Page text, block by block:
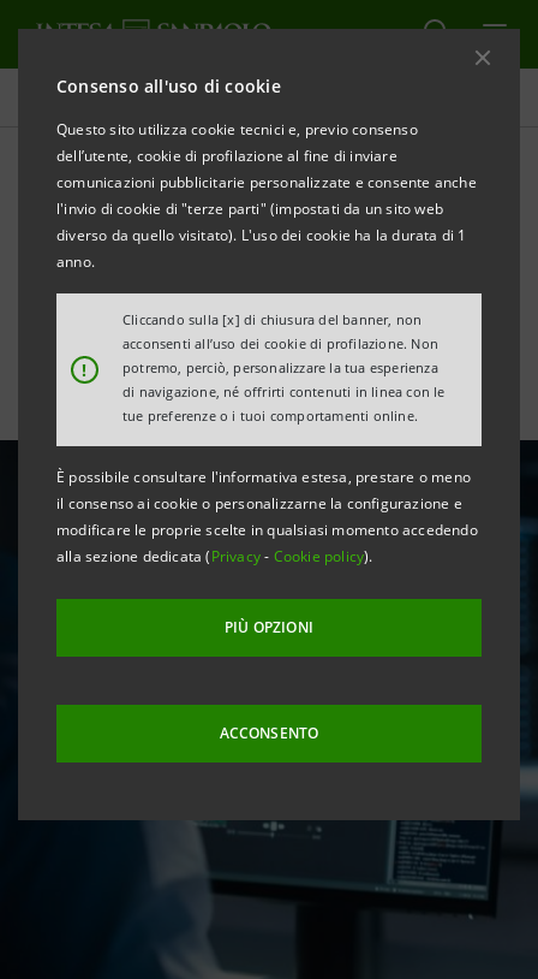
Consenso all'uso di cookie
Questo sito utilizza cookie tecnici e, previo consenso
dell’utente, cookie di profilazione al fine di inviare
comunicazioni pubblicitarie personalizzate e consente anche
l'invio di cookie di "terze parti" (impostati da un sito web
diverso da quello visitato). L'uso dei cookie ha la durata di 1
anno.
!
Cliccando sulla [x] di chiusura del banner, non
acconsenti all’uso dei cookie di profilazione. Non
potremo, perciò, personalizzare la tua esperienza
di navigazione, né offrirti contenuti in linea con le
tue preferenze o i tuoi comportamenti online.
È possibile consultare l'informativa estesa, prestare o meno
il consenso ai cookie o personalizzarne la configurazione e
modificare le proprie scelte in qualsiasi momento accedendo
alla sezione dedicata (Privacy- Cookie policy).
PIÙ OPZIONI
ACCONSENTO
Ultime notizie e approfondimenti
Intesa Sanpaolo aderisce
alla Settimana Europea per
la Riduzione dei Rifiuti